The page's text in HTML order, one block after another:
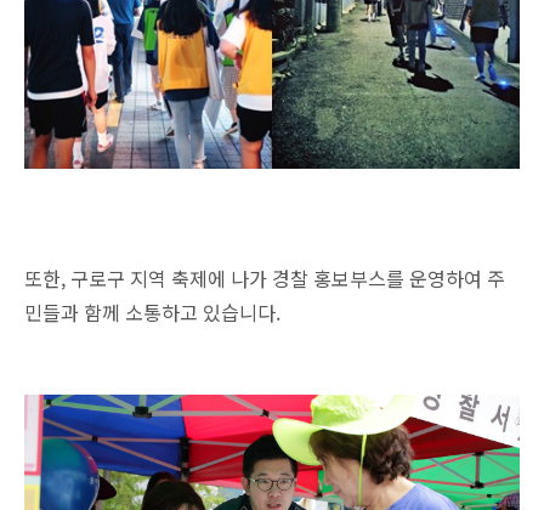
또한, 구로구 지역 축제에 나가 경찰 홍보부스를 운영하여 주
민들과 함께 소통하고 있습니다.